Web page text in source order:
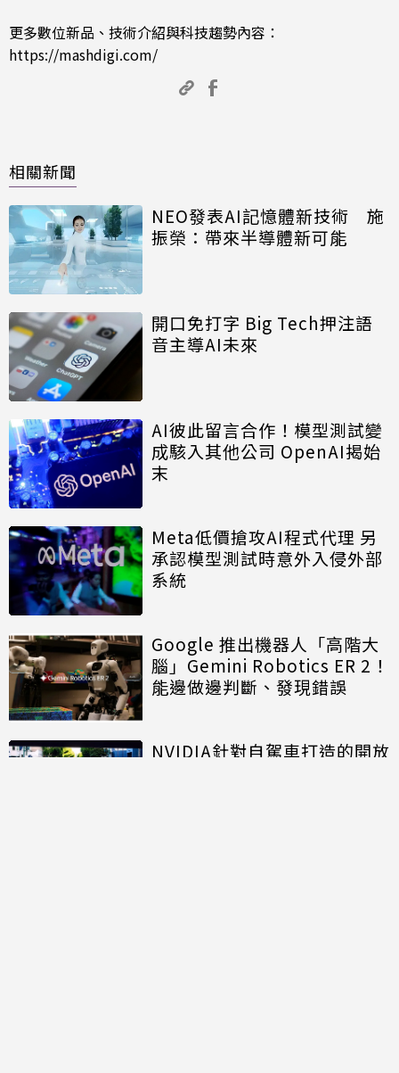
更多數位新品、技術介紹與科技趨勢內容：
https://mashdigi.com/
相關新聞
NEO發表AI記憶體新技術 施
振榮：帶來半導體新可能
開口免打字 Big Tech押注語
音主導AI未來
AI彼此留言合作！模型測試變
成駭入其他公司 OpenAI揭始
末
Meta低價搶攻AI程式代理 另
承認模型測試時意外入侵外部
系統
Google 推出機器人「高階大
腦」Gemini Robotics ER 2！
能邊做邊判斷、發現錯誤
NVIDIA針對自駕車打造的開放